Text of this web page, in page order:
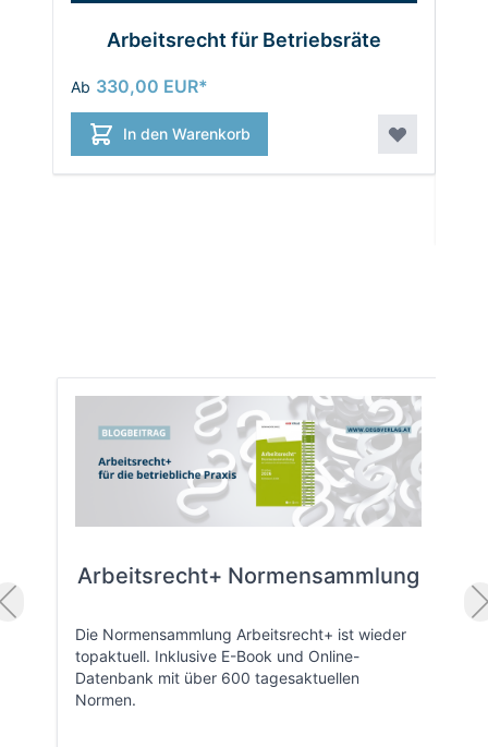
Arbeitsrecht für Betriebsräte
Ab 330,00 EUR
In den Warenkorb
Arbeitsrecht+ Normensammlung
Die Normensammlung Arbeitsrecht+ ist wieder
topaktuell. Inklusive E-Book und Online-
Datenbank mit über 600 tagesaktuellen
Normen.